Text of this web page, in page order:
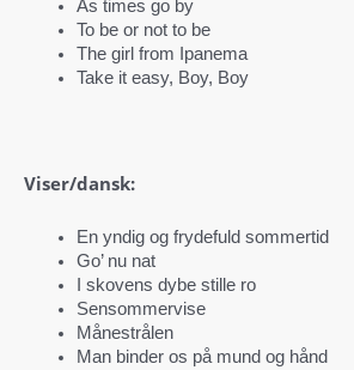
As times go by
To be or not to be
The girl from Ipanema
Take it easy, Boy, Boy
Viser/dansk:
En yndig og frydefuld sommertid
Go’ nu nat
I skovens dybe stille ro
Sensommervise
Månestrålen
Man binder os på mund og hånd